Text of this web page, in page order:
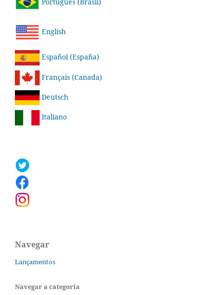
English
Español (España)
Français (Canada)
Deutsch
Italiano
Navegar
Lançamentos
Navegar a categoria